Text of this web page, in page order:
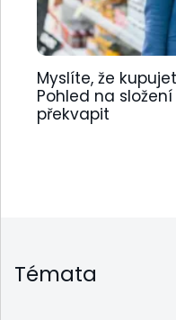
Myslíte, že
Pohled na
překvapit
Témata